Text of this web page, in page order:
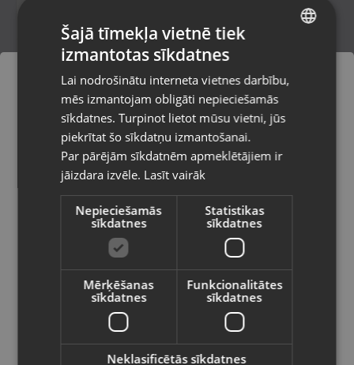
Samsung Galaxy A35 5G (SM-
A356B/DS) 128GB 6GB RAM
Smiltene, Baznīcas laukums 4
Stāvoklis Lietots (Garantija 6 mēneši)
139.00€
/mēn.
Samsung Galaxy S23 (S911B/DS) 128GB
Pasūtījumi tiks piegādāti uz
izvēlēto valsti
Vietnes saturs būs attēlots izvēlētajā
valodā
Valsts
Latviešu / Latvian
RUSSIAN
Šajā tīmekļa vietnē tiek
izmantotas sīkdatnes
Lai nodrošinātu interneta vietnes darbību,
mēs izmantojam obligāti nepieciešamās
sīkdatnes. Turpinot lietot mūsu vietni, jūs
piekrītat šo sīkdatņu izmantošanai.
Par pārējām sīkdatnēm apmeklētājiem ir
jāizdara izvēle. Lasīt vairāk
Nepieciešamās
sīkdatnes
Statistikas
sīkdatnes
Mērķēšanas
sīkdatnes
Funkcionalitātes
sīkdatnes
Neklasificētās sīkdatnes